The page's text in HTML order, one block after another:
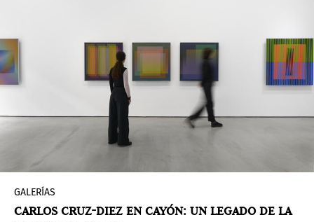
GALERÍAS
CARLOS CRUZ-DIEZ EN CAYÓN: UN LEGADO DE LA